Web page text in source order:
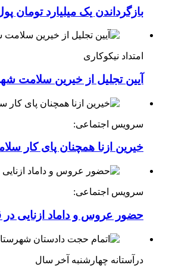
بازگرداندن یک میلیارد تومان
امتداد نیکوکاری
آیین تجلیل از خیرین سلامت
سرویس اجتماعی:
خیرین ازنا همچنان پای کار
سرویس اجتماعی:
حضور عروس و داماد ازنایی در
درآستانه چهارشنبه آخر سال